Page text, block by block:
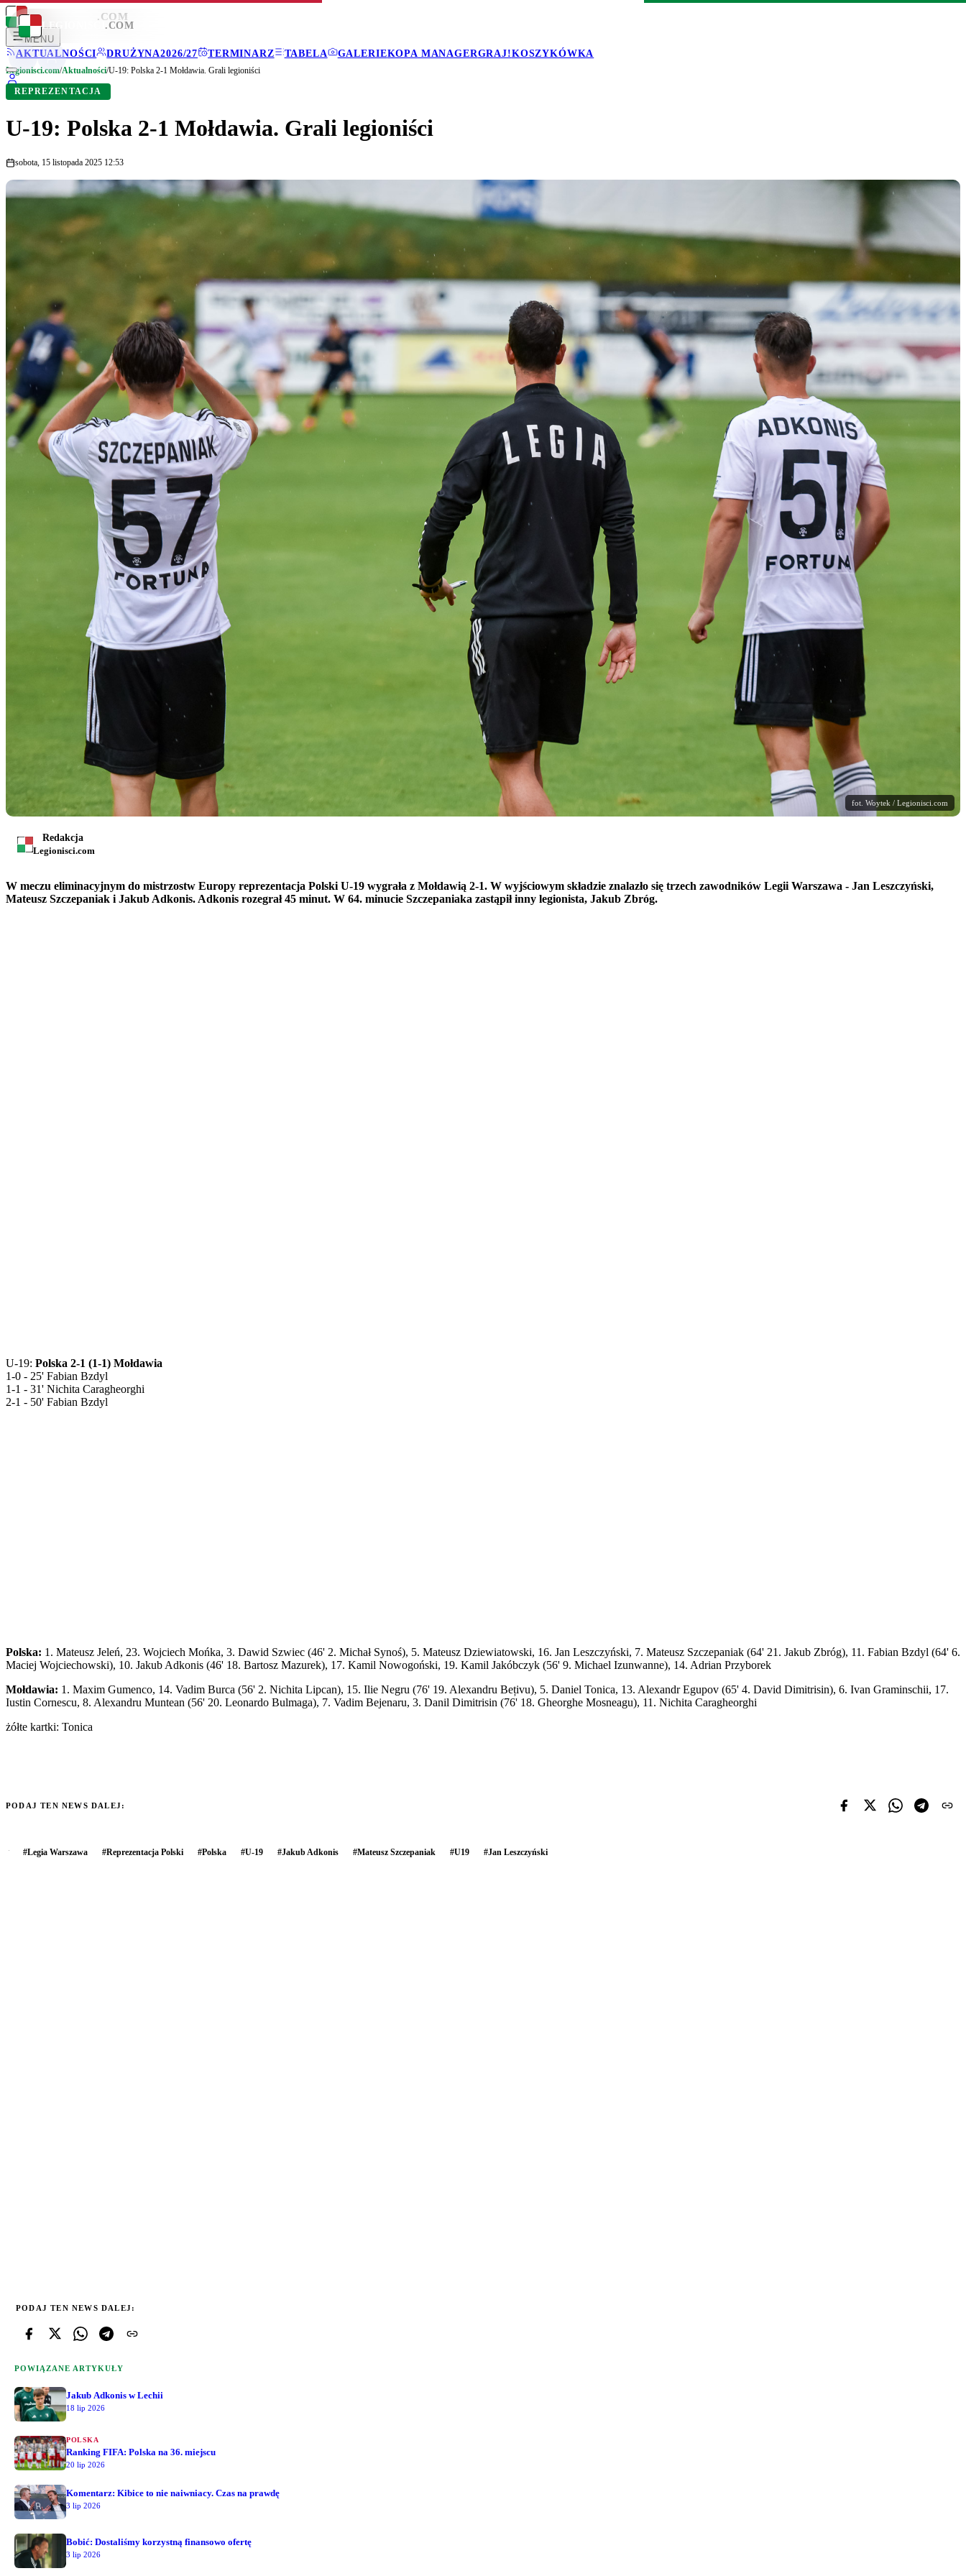
LEGIONISCI .COM
MENU
AKTUALNOŚCI
DRUŻYNA2026/27 TERMINARZ TABELA GALERIEKOPA MANAGERGRAJ!KOSZYKÓWKA
LEGIONISCI .COM
Legionisci.com/Aktualności/U-19: Polska 2-1 Mołdawia. Grali legioniści
REPREZENTACJA
U-19: Polska 2-1 Mołdawia. Grali legioniści
sobota, 15 listopada 2025 12:53
fot. Woytek / Legionisci.com
Redakcja
Legionisci.com
W meczu eliminacyjnym do mistrzostw Europy reprezentacja Polski U-19 wygrała z Mołdawią 2-1. W wyjściowym składzie znalazło się trzech zawodników Legii Warszawa - Jan Leszczyński,
Mateusz Szczepaniak i Jakub Adkonis. Adkonis rozegrał 45 minut. W 64. minucie Szczepaniaka zastąpił inny legionista, Jakub Zbróg.
U-19: Polska 2-1 (1-1) Mołdawia
1-0 - 25' Fabian Bzdyl
1-1 - 31' Nichita Caragheorghi
2-1 - 50' Fabian Bzdyl
Polska: 1. Mateusz Jeleń, 23. Wojciech Mońka, 3. Dawid Szwiec (46' 2. Michał Synoś), 5. Mateusz Dziewiatowski, 16. Jan Leszczyński, 7. Mateusz Szczepaniak (64' 21. Jakub Zbróg), 11. Fabian Bzdyl (64' 6.
Maciej Wojciechowski), 10. Jakub Adkonis (46' 18. Bartosz Mazurek), 17. Kamil Nowogoński, 19. Kamil Jakóbczyk (56' 9. Michael Izunwanne), 14. Adrian Przyborek
Mołdawia: 1. Maxim Gumenco, 14. Vadim Burca (56' 2. Nichita Lipcan), 15. Ilie Negru (76' 19. Alexandru Bețivu), 5. Daniel Tonica, 13. Alexandr Egupov (65' 4. David Dimitrisin), 6. Ivan Graminschii, 17.
Iustin Cornescu, 8. Alexandru Muntean (56' 20. Leonardo Bulmaga), 7. Vadim Bejenaru, 3. Danil Dimitrisin (76' 18. Gheorghe Mosneagu), 11. Nichita Caragheorghi
żółte kartki: Tonica
PODAJ TEN NEWS DALEJ:
#Legia Warszawa #Reprezentacja Polski #Polska #U-19 #Jakub Adkonis #Mateusz Szczepaniak #U19 #Jan Leszczyński
PODAJ TEN NEWS DALEJ:
POWIĄZANE ARTYKUŁY
Jakub Adkonis w Lechii
18 lip 2026
POLSKA
Ranking FIFA: Polska na 36. miejscu
20 lip 2026
Komentarz: Kibice to nie naiwniacy. Czas na prawdę
3 lip 2026
Bobić: Dostaliśmy korzystną finansowo ofertę
3 lip 2026